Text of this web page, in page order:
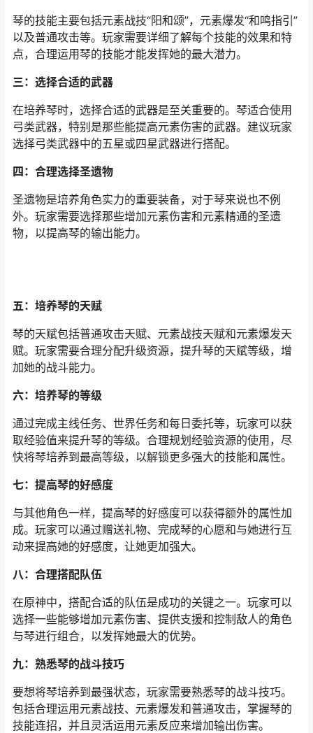
琴的技能主要包括元素战技“阳和颂”，元素爆发“和鸣指引”
以及普通攻击等。玩家需要详细了解每个技能的效果和特
点，合理运用琴的技能才能发挥她的最大潜力。
三：选择合适的武器
在培养琴时，选择合适的武器是至关重要的。琴适合使用
弓类武器，特别是那些能提高元素伤害的武器。建议玩家
选择弓类武器中的五星或四星武器进行搭配。
四：合理选择圣遗物
圣遗物是培养角色实力的重要装备，对于琴来说也不例
外。玩家需要选择那些增加元素伤害和元素精通的圣遗
物，以提高琴的输出能力。
五：培养琴的天赋
琴的天赋包括普通攻击天赋、元素战技天赋和元素爆发天
赋。玩家需要合理分配升级资源，提升琴的天赋等级，增
加她的战斗能力。
六：培养琴的等级
通过完成主线任务、世界任务和每日委托等，玩家可以获
取经验值来提升琴的等级。合理规划经验资源的使用，尽
快将琴培养到最高等级，以解锁更多强大的技能和属性。
七：提高琴的好感度
与其他角色一样，提高琴的好感度可以获得额外的属性加
成。玩家可以通过赠送礼物、完成琴的心愿和与她进行互
动来提高她的好感度，让她更加强大。
八：合理搭配队伍
在原神中，搭配合适的队伍是成功的关键之一。玩家可以
选择一些能够增加元素伤害、提供支援和控制敌人的角色
与琴进行组合，以发挥她最大的优势。
九：熟悉琴的战斗技巧
要想将琴培养到最强状态，玩家需要熟悉琴的战斗技巧。
包括合理运用元素战技、元素爆发和普通攻击，掌握琴的
技能连招，并且灵活运用元素反应来增加输出伤害。